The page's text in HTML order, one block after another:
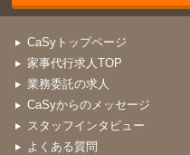
CaSyトップページ
家事代行求人TOP
業務委託の求人
CaSyからのメッセージ
スタッフインタビュー
よくある質問